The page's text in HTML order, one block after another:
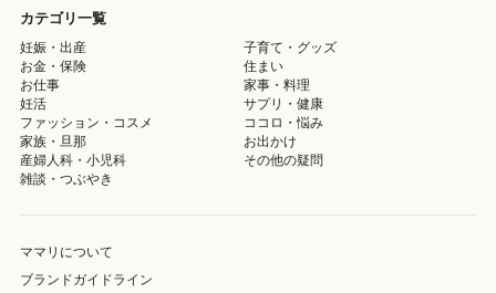
カテゴリ一覧
妊娠・出産
子育て・グッズ
お金・保険
住まい
お仕事
家事・料理
妊活
サプリ・健康
ファッション・コスメ
ココロ・悩み
家族・旦那
お出かけ
産婦人科・小児科
その他の疑問
雑談・つぶやき
ママリについて
ブランドガイドライン